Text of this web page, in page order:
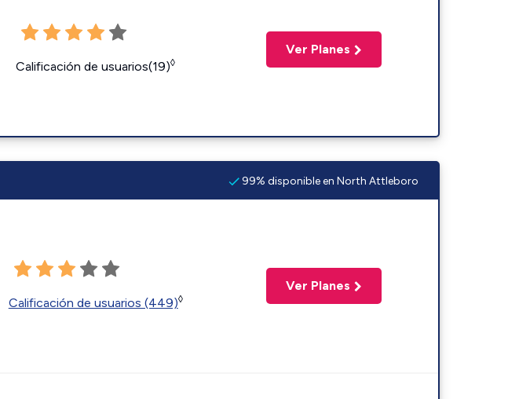
Calificación de usuarios(19)◊
Ver Planes
99% disponible en North Attleboro
Calificación de usuarios (449)◊
Ver Planes